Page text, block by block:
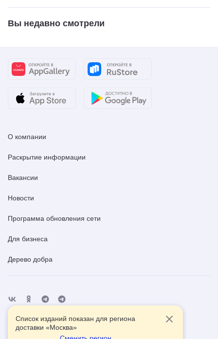
Вы недавно смотрели
О компании
Раскрытие информации
Вакансии
Новости
Программа обновления сети
Для бизнеса
Дерево добра
Помощь Контакты
Список изданий показан для региона
доставки «Москва»